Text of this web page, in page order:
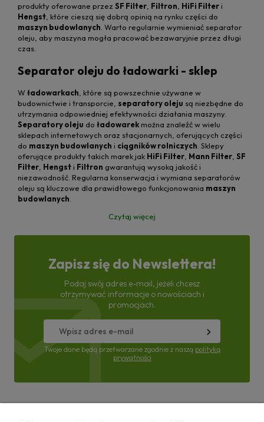
produkty oferowane przez SF Filter Filtron HiFi Filter i
Hengst , które cieszą się dobrą opinią na rynku części do
maszyn budowlanych . Warto regularnie wymieniać separator
oleju, aby maszyna mogła pracować bezawaryjnie przez długi
czas.
Separator oleju do ładowarki - sklep
W ładowarkach , które są powszechnie używane w
budownictwie i transporcie, separatory oleju są niezbędne do
utrzymania odpowiedniej efektywności działania maszyny.
Separatory oleju do ładowarek można znaleźć w wielu
sklepach internetowych oraz stacjonarnych, oferujących części
do maszyn budowlanych i ciągników rolniczych . Sklepy
oferujące produkty takich marek jak HiFi Filter Mann Filter SF
Filter Hengst i Filtron gwarantują wysoką jakość i
niezawodność. Regularna konserwacja i wymiana separatorów
oleju są kluczowe dla prawidłowego funkcjonowania maszyn
budowlanych
Czytaj więcej
Zapisz się do Newslettera!
Podaj swój adres e-mail, jeżeli chcesz
otrzymywać informacje o nowościach i
promocjach.
Twoje dane będą przetwarzane zgodnie z naszą polityką
prywatności